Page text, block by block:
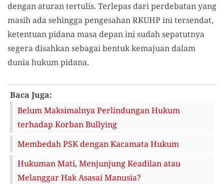
dengan aturan tertulis. Terlepas dari perdebatan yang
masih ada sehingga pengesahan RKUHP ini tersendat,
ketentuan pidana masa depan ini sudah sepatutnya
segera disahkan sebagai bentuk kemajuan dalam
dunia hukum pidana.
Baca Juga:
Belum Maksimalnya Perlindungan Hukum
terhadap Korban Bullying
Membedah PSK dengan Kacamata Hukum
Hukuman Mati, Menjunjung Keadilan atau
Melanggar Hak Asasai Manusia?